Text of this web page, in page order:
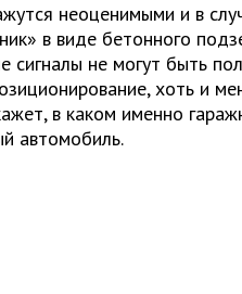
неоценимыми и в
в виде бетонного
сигналы не могут быть
хоть и
в каком именно
автомобиль.